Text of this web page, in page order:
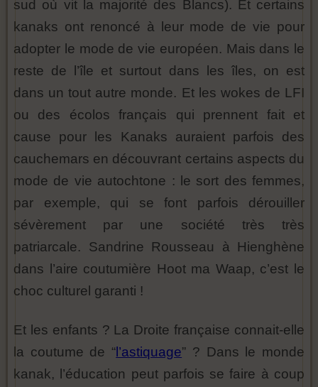
sud où vit la majorité des Blancs). Et certains
kanaks ont renoncé à leur mode de vie pour
adopter le mode de vie européen. Mais dans le
reste de l’île et surtout dans les îles, on est
dans un tout autre monde. Et les wokes de LFI
ou des écolos français qui prennent fait et
cause pour les Kanaks auraient parfois des
cauchemars en découvrant certains aspects du
mode de vie autochtone : le sort des femmes,
par exemple, qui se font parfois dérouiller
sévèrement par une société très très
patriarcale. Sandrine Rousseau à Hienghène
dans l’aire coutumière Hoot ma Waap, c’est le
choc culturel garanti !
Et les enfants ? La Droite française connait-elle
la coutume de “l’astiquage” ? Dans le monde
kanak, l’éducation peut parfois se faire à coup